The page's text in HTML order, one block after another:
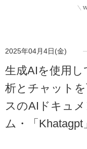
2025年04月4日(金)
生成AIを使用
析とチャット
スのAIドキュ
ム・「Khatagpt